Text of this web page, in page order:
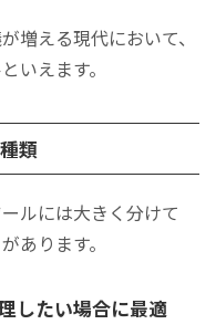
ト
率が向上する
くい
・確認が可能になる
入時にトレーニングを実施
ツールの使い方に配慮する
増える現代において、
いえます。
類
ルには大きく分けて
あります。
したい場合に最適